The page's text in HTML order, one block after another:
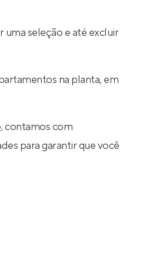
uma seleção e até excluir
na planta, em
contamos com
para garantir que você